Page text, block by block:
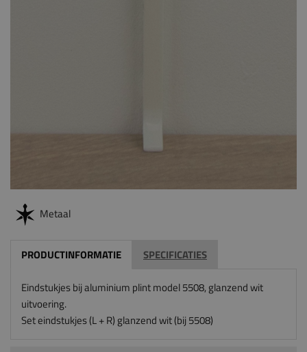
Metaal
PRODUCTINFORMATIE SPECIFICATIES
Eindstukjes bij aluminium plint model 5508, glanzend wit
uitvoering.
Set eindstukjes (L + R) glanzend wit (bij 5508)